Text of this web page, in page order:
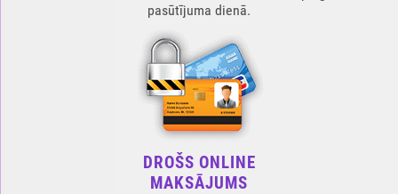
pasūtījuma dienā.
DROŠS ONLINE
MAKSĀJUMS